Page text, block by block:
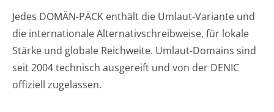
Jedes DOMÄN-PÄCK enthält die Umlaut-Variante und
die internationale Alternativschreibweise, für lokale
Stärke und globale Reichweite. Umlaut-Domains sind
seit 2004 technisch ausgereift und von der DENIC
offiziell zugelassen.